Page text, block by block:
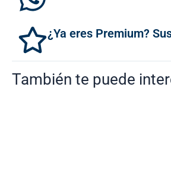
¿Ya eres Premium?
También te puede